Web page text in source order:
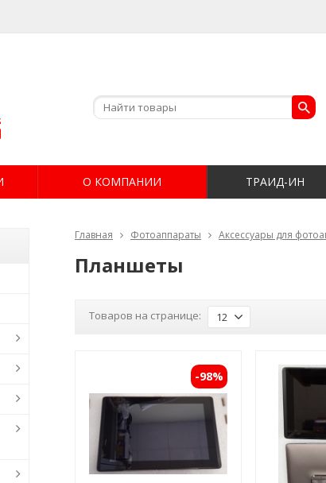
О КОМПАНИИ ТРАИД-ИН
Главная Фотоаппараты Аксессуары для
Планшеты
Товаров на странице: 12
-98%